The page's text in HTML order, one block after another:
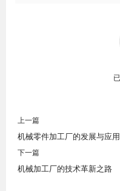
上一篇
机械零件加工厂的发展与应用
下一篇
机械加工厂的技术革新之路